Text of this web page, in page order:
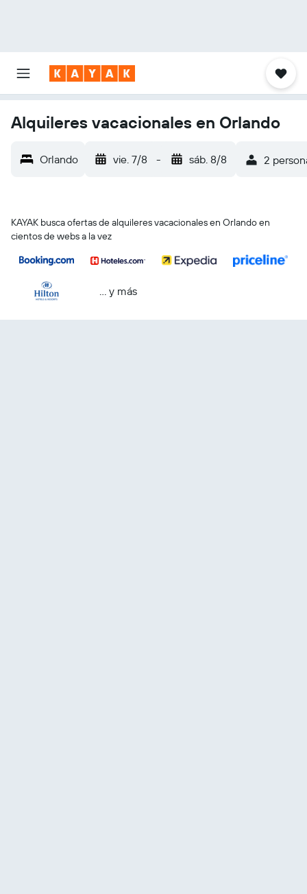
Alquileres vacacionales en Orlando
Orlando vie. 7/8 - sáb. 8/8 2
KAYAK busca ofertas de alquileres vacacionales en Orlando en
cientos de webs a la vez
… y más